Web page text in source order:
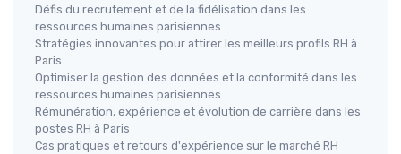
Défis du recrutement et de la fidélisation dans les
ressources humaines parisiennes
Stratégies innovantes pour attirer les meilleurs profils RH à
Paris
Optimiser la gestion des données et la conformité dans les
ressources humaines parisiennes
Rémunération, expérience et évolution de carrière dans les
postes RH à Paris
Cas pratiques et retours d'expérience sur le marché RH